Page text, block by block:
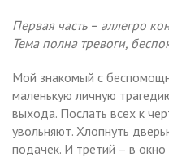
Первая часть – аллегро
Тема полна тревоги,
Мой знакомый с
маленькую личную
выхода. Послать всех к
увольняют. Хлопнуть
подачек. И третий – в окно